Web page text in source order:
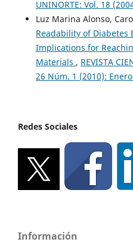
UNINORTE: Vol. 18
Luz Marina Alonso,
Readability of Diabetes
Implications for
Materials , REVISTA
26 Núm. 1 (2010):
Redes Sociales
Información